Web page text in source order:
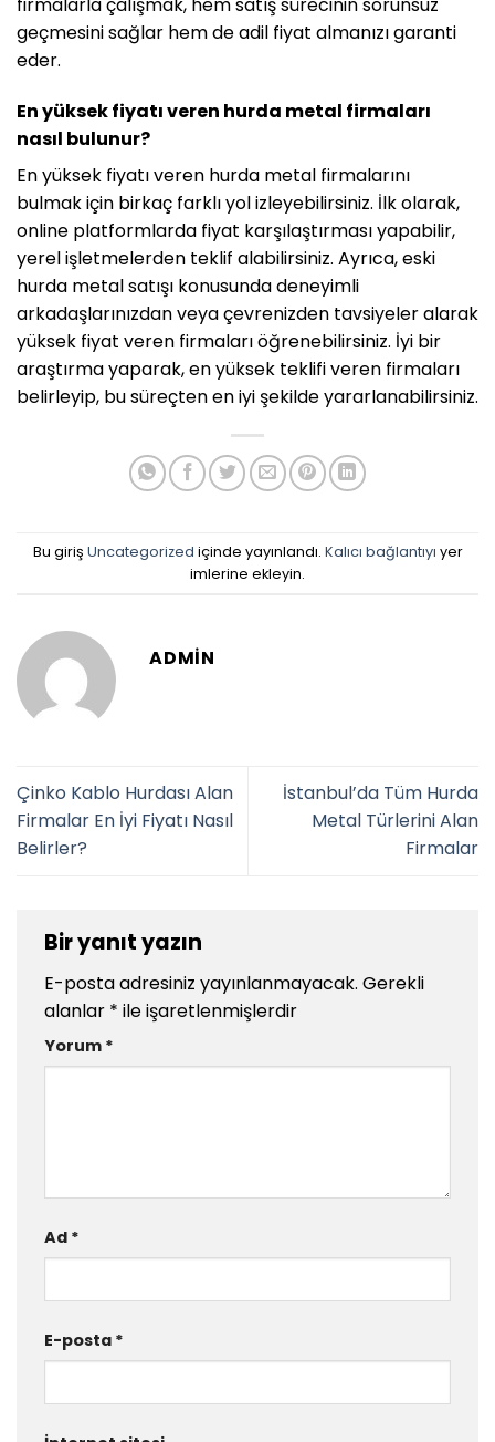
firmalarla çalışmak, hem satış sürecinin sorunsuz
geçmesini sağlar hem de adil fiyat almanızı garanti
eder.
En yüksek fiyatı veren hurda metal firmaları
nasıl bulunur?
En yüksek fiyatı veren hurda metal firmalarını
bulmak için birkaç farklı yol izleyebilirsiniz. İlk olarak,
online platformlarda fiyat karşılaştırması yapabilir,
yerel işletmelerden teklif alabilirsiniz. Ayrıca, eski
hurda metal satışı konusunda deneyimli
arkadaşlarınızdan veya çevrenizden tavsiyeler alarak
yüksek fiyat veren firmaları öğrenebilirsiniz. İyi bir
araştırma yaparak, en yüksek teklifi veren firmaları
belirleyip, bu süreçten en iyi şekilde yararlanabilirsiniz.
Bu giriş Uncategorized içinde yayınlandı. Kalıcı bağlantıyı yer
imlerine ekleyin.
ADMIN
Çinko Kablo Hurdası Alan
Firmalar En İyi Fiyatı Nasıl
Belirler?
İstanbul’da Tüm Hurda
Metal Türlerini Alan
Firmalar
Bir yanıt yazın
E-posta adresiniz yayınlanmayacak. Gerekli
alanlar * ile işaretlenmişlerdir
Yorum *
Ad *
E-posta *